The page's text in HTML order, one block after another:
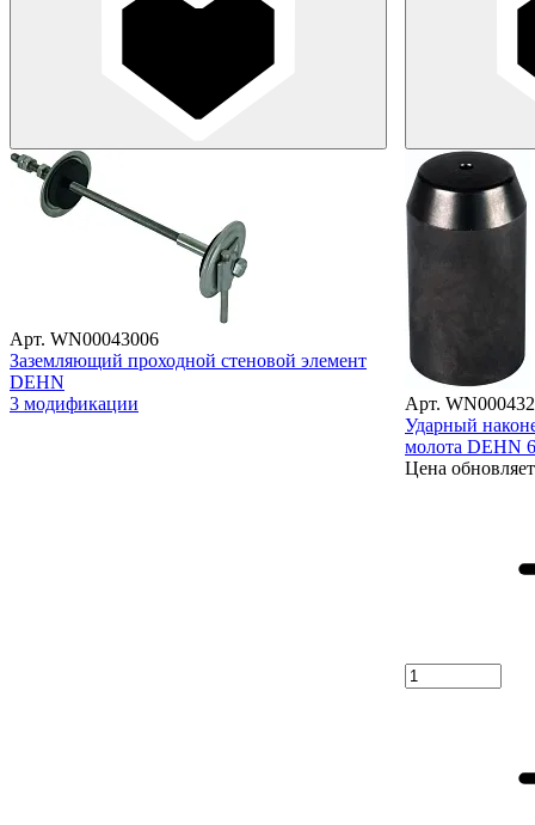
Арт. WN00043006
Заземляющий проходной стеновой элемент
DEHN
3 модификации
Арт.
Ударный
молота DEHN
Цена